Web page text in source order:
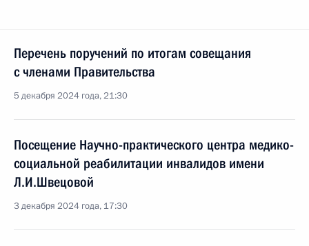
Перечень поручений по итогам совещания
с членами Правительства
5 декабря 2024 года, 21:30
Посещение Научно-практического центра медико-
социальной реабилитации инвалидов имени
Л.И.Швецовой
3 декабря 2024 года, 17:30